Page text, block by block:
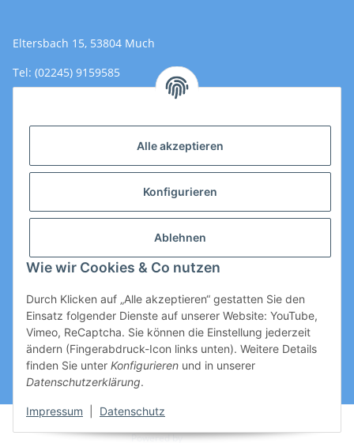
Alle akzeptieren
Konfigurieren
Ablehnen
Wie wir Cookies & Co nutzen
Durch Klicken auf „Alle akzeptieren“ gestatten Sie den
Einsatz folgender Dienste auf unserer Website: YouTube,
Vimeo, ReCaptcha. Sie können die Einstellung jederzeit
ändern (Fingerabdruck-Icon links unten). Weitere Details
finden Sie unter Konfigurieren und in unserer
Datenschutzerklärung.
Impressum Datenschutz
Eltersbach 15, 53804 Much
Tel: (02245) 9159585
Email: Kontakt@toromedical.de
Öffnungszeiten (Mo-Fr.) 8:00 - 17:00
Vertrag widerrufen
* Alle Preise zzgl. gesetzlicher USt., zzgl.
Powered byJTL-Shop